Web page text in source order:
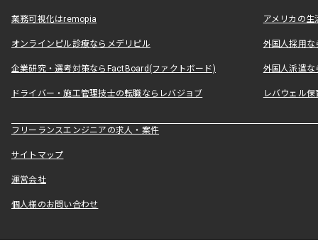
業務可視化はremopia アメリカの
オンラインピル診療ならメデリピル 外国人採用
企業研究・選考対策ならFactBoard(ファクトボード) 外国人派遣な
ドライバー・施工管理技士の転職ならレバジョブ レバウェル
フリーランスエンジニアの求人・案件
サイトマップ
運営会社
個人様のお問い合わせ